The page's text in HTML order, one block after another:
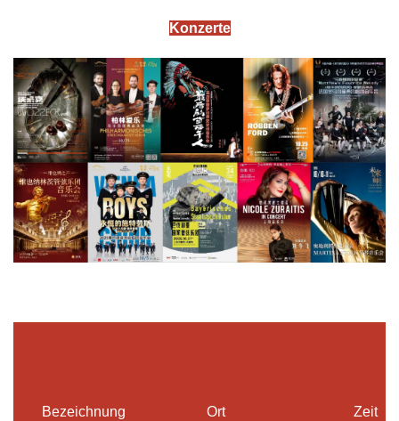
Konzerte
Bezeichnung Ort Zeit